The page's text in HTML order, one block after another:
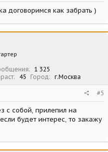
договоримся как забрать )
1 325
45 Город г.Москва
#5
с собой, прилепил на
будет интерес, то закажу